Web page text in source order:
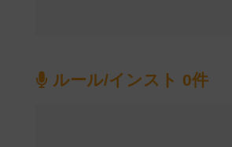
ルール/インスト 0件